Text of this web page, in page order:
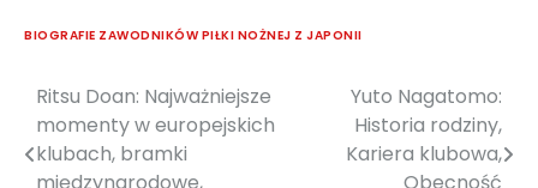
BIOGRAFIE ZAWODNIKÓW PIŁKI NOŻNEJ Z JAPONII
Post
navigation
Ritsu Doan: Najważniejsze
momenty w europejskich
klubach, bramki
międzynarodowe,
Yuto Nagatomo:
Historia rodziny,
Kariera klubowa,
Obecność